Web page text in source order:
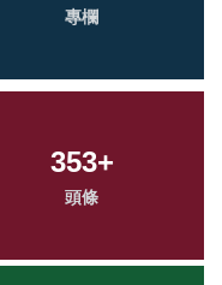
專欄
353+
頭條